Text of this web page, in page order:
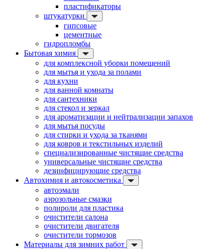
пластификаторы
штукатурки
гипсовые
цементные
гидропломбы
Бытовая химия
для комплексной уборки помещений
для мытья и ухода за полами
для кухни
для ванной комнаты
для сантехники
для стекол и зеркал
для ароматизации и нейтрализации запахов
для мытья посуды
для стирки и ухода за тканями
для ковров и текстильных изделий
специализированные чистящие средства
универсальные чистящие средства
дезинфицирующие средства
Автохимия и автокосметика
автоэмали
аэрозольные смазки
полироли для пластика
очистители салона
очистители двигателя
очистители тормозов
Материалы для зимних работ